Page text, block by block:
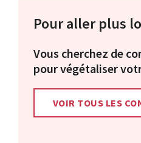
Pour aller plus
Vous cherchez de
pour végétaliser
VOIR TOUS LES